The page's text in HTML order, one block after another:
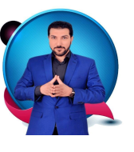
البريد